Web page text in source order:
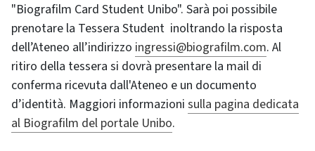
"Biografilm Card Student Unibo". Sarà poi possibile
prenotare la Tessera Student inoltrando la risposta
dell’Ateneo all’indirizzo ingressi@biografilm.com. Al
ritiro della tessera si dovrà presentare la mail di
conferma ricevuta dall'Ateneo e un documento
d’identità. Maggiori informazioni sulla pagina dedicata
al Biografilm del portale Unibo.